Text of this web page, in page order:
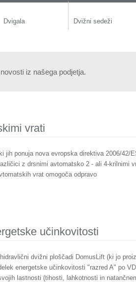
Dvigala Dvižni sedeži
iz našega podjetja.
vrati
jih ponuja nova evropska direktiva 2006/42/
z drsnimi avtomatsko 2 - ali 4-krilnimi
vrat omogoča odpravo
učinkovitosti
dvižni ploščadi DomusLift (ki jo
energetske učinkovitosti "razred A" po
lastnosti (tihosti, lahkotnosti in